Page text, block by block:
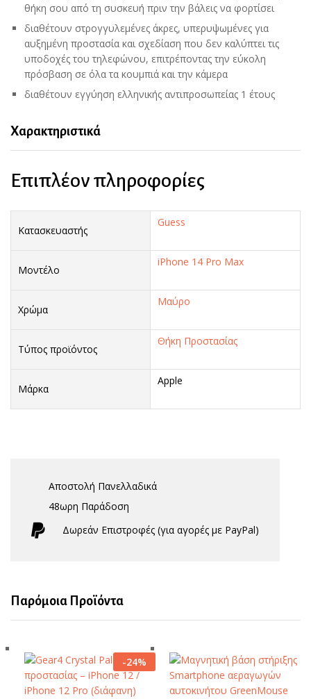
θήκη σου από τη συσκευή πριν την βάλεις να φορτίσει
διαθέτουν στρογγυλεμένες άκρες, υπερυψωμένες για
αυξημένη προστασία και σχεδίαση που δεν καλύπτει τις
υποδοχές του τηλεφώνου, επιτρέποντας την εύκολη
πρόσβαση σε όλα τα κουμπιά και την κάμερα
διαθέτουν εγγύηση ελληνικής αντιπροσωπείας 1 έτους
Χαρακτηριστικά
Επιπλέον πληροφορίες
Κατασκευαστής
Guess
Μοντέλο
iPhone 14 Pro Max
Χρώμα
Μαύρο
Τύπος προϊόντος
Θήκη Προστασίας
Μάρκα
Apple
Αποστολή Πανελλαδικά
48ωρη Παράδοση
Δωρεάν Eπιστροφές (για αγορές με PayPal)
Παρόμοια Προϊόντα
-24%